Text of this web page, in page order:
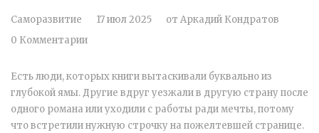
Саморазвитие 17 июл 2025 от Аркадий Кондратов
0 Комментарии
Есть люди, которых книги вытаскивали буквально из
глубокой ямы. Другие вдруг уезжали в другую страну после
одного романа или уходили с работы ради мечты, потому
что встретили нужную строчку на пожелтевшей странице.